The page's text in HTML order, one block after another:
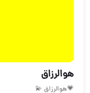
هوالرزاق
💗هوالرزاق 💫